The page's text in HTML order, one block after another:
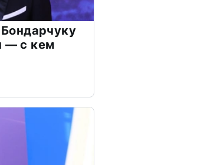
— с кем